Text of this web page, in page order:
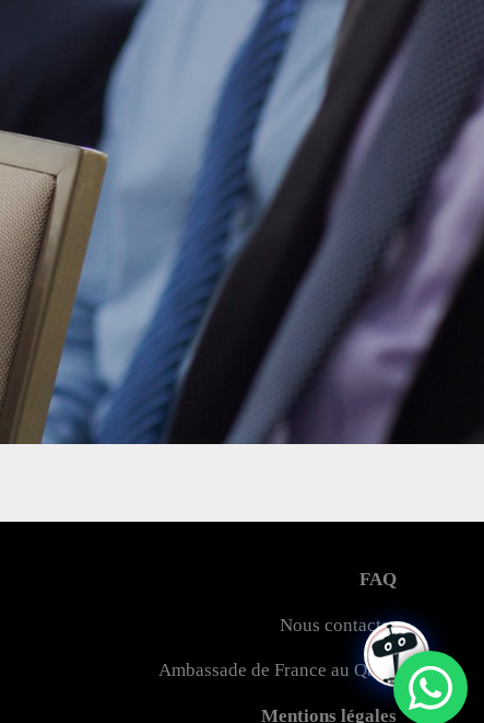
FAQ
Nous contacter
Ambassade de France au Qatar
Mentions légales